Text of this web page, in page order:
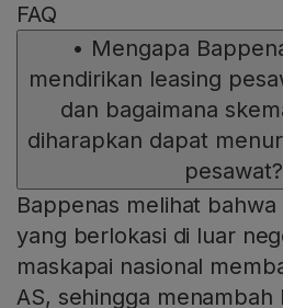
FAQ
• Mengapa
mendirikan leasing
dan bagaimana
diharapkan dapat
pesawat?
Bappenas melihat
yang berlokasi di luar
maskapai nasional
AS, sehingga menambah